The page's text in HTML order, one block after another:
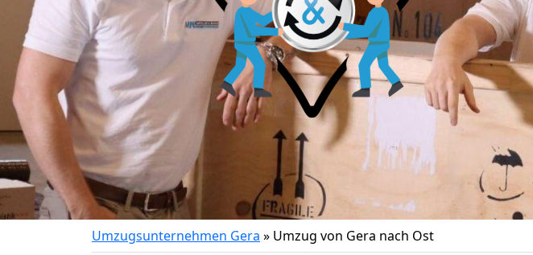
Umzugsunternehmen Gera » Umzug von Gera nach Ost